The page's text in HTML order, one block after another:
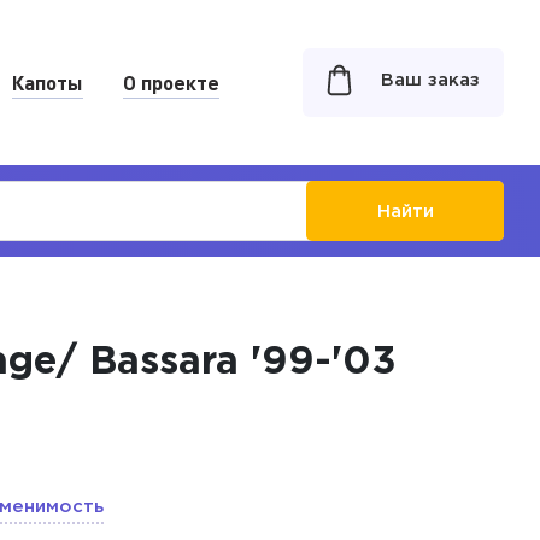
Капоты О проекте Ваш заказ
Найти
Bassara '99-'03